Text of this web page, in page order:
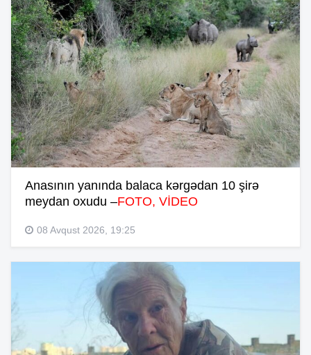
Anasının yanında balaca kərgədan 10 şirə
meydan oxudu –FOTO, VİDEO
08 Avqust 2026, 19:25